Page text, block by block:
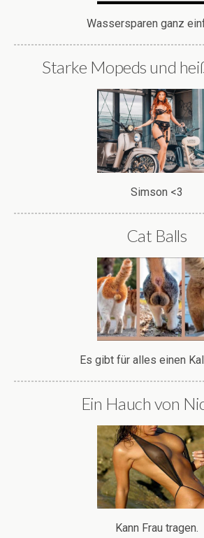
Wassersparen ganz
Starke Mopeds und
Simson <3
Cat Balls
Es gibt für alles einen
Ein Hauch von
Kann Frau tragen.